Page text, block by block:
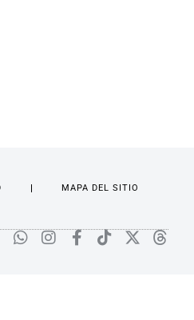
MAPA DEL SITIO